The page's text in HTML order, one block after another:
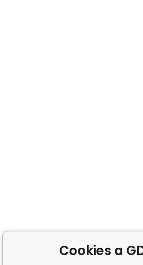
Cookies a